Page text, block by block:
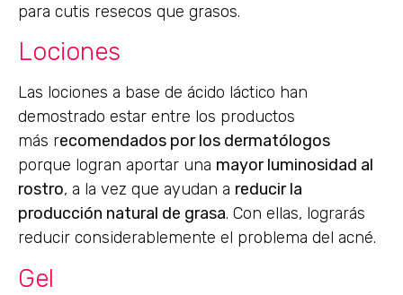
para cutis resecos que grasos.
Lociones
Las lociones a base de ácido láctico han
demostrado estar entre los productos
más recomendados por los dermatólogos
porque logran aportar una mayor luminosidad al
rostro, a la vez que ayudan a reducir la
producción natural de grasa. Con ellas, lograrás
reducir considerablemente el problema del acné.
Gel